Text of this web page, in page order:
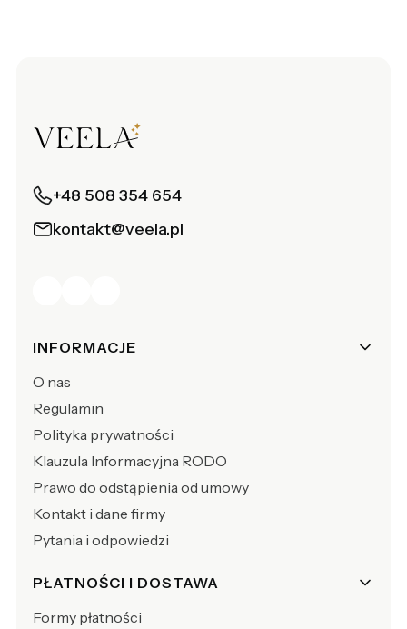
+48 508 354 654
kontakt@veela.pl
Linki w stopce
INFORMACJE
O nas
Regulamin
Polityka prywatności
Klauzula Informacyjna RODO
Prawo do odstąpienia od umowy
Kontakt i dane firmy
Pytania i odpowiedzi
PŁATNOŚCI I DOSTAWA
Formy płatności